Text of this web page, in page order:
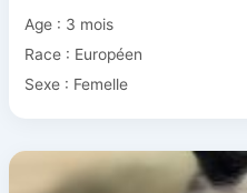
Age : 3 mois
Race : Européen
Sexe : Femelle